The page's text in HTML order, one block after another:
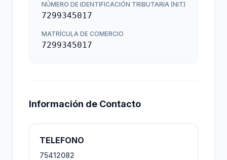
NÚMERO DE IDENTIFICACIÓN TRIBUTARIA (NIT)
7299345017
MATRÍCULA DE COMERCIO
7299345017
Información de Contacto
TELEFONO
75412082